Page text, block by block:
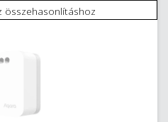
összehasonlításhoz